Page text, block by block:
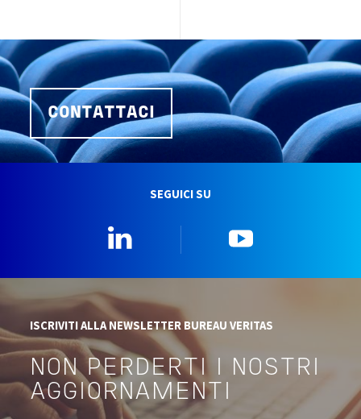
CONTATTACI
SEGUICI SU
ISCRIVITI ALLA NEWSLETTER BUREAU VERITAS
NON PERDERTI I NOSTRI
AGGIORNAMENTI